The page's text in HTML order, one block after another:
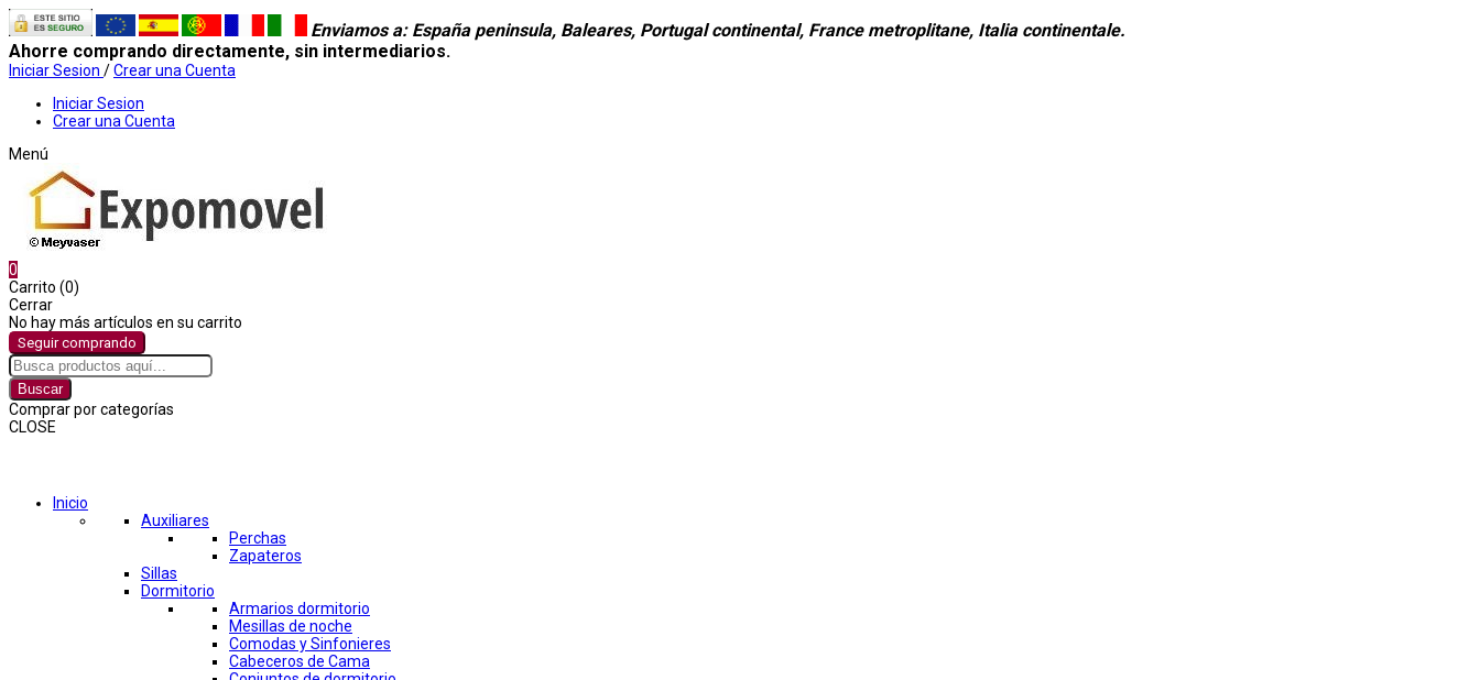
Enviamos a: España peninsula, Baleares, Portugal continental, France metroplitane, Italia continentale.
Ahorre comprando directamente, sin intermediarios.
Iniciar Sesion /Crear una Cuenta
Iniciar Sesion
Crear una Cuenta
Menú
0
Carrito (0)
Cerrar
No hay más artículos en su carrito
Seguir comprando
Buscar
Comprar por categorías
CLOSE
Inicio
Auxiliares
Perchas
Zapateros
Sillas
Dormitorio
Armarios dormitorio
Mesillas de noche
Comodas y Sinfonieres
Cabeceros de Cama